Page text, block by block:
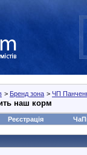
> Бренд зона > ЧП
наш корм
Реєстрація